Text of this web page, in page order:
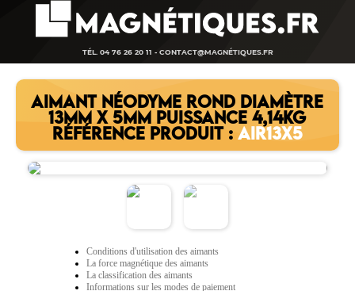
TÉL. 04 76 26 20 11 - CONTACT@MAGNÉTIQUES.FR
AIMANT NÉODYME ROND DIAMÈTRE
13MM X 5MM PUISSANCE 4,14KG
RÉFÉRENCE PRODUIT : AIR13X5
Conditions d'utilisation des aimants
La force magnétique des aimants
La classification des aimants
Informations sur les modes de paiement